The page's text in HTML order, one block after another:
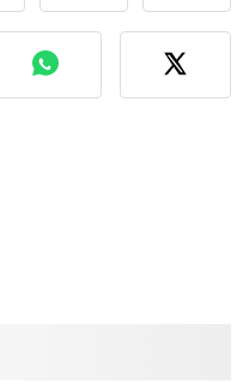
photo de